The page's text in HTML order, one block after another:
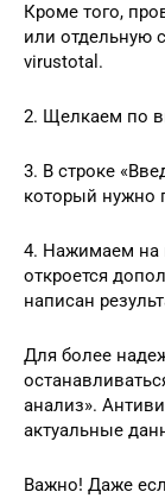
Кроме того,
или отдельную
virustotal.
2. Щелкаем по
3. В строке
который нужно
4. Нажимаем на
откроется
написан
Для более
анализ».
актуальные
Важно! Даже